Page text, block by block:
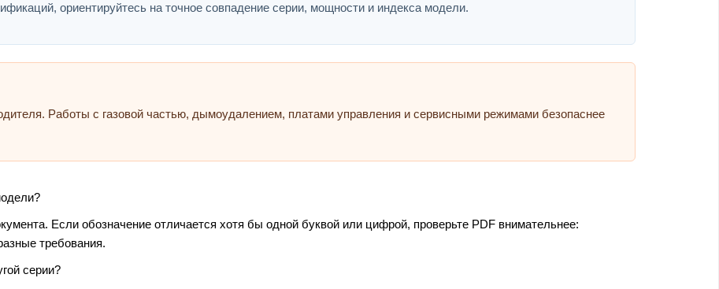
ориентируйтесь на точное совпадение серии, мощности и индекса модели.
Работы с газовой частью, дымоудалением, платами управления и сервисными режимами безопаснее
Если обозначение отличается хотя бы одной буквой или цифрой, проверьте PDF внимательнее:
требования.
серии?